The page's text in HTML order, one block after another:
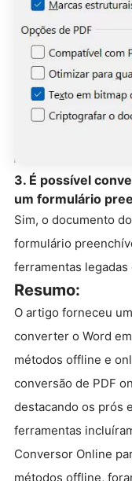
3. É possível
um formulário
Sim, o documento
formulário
ferramentas
Resumo:
O artigo forneceu
converter o Word
métodos offline e
conversão de PDF
destacando os prós
ferramentas
Conversor Online
métodos offline,